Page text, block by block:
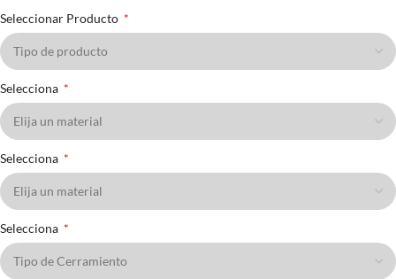
Seleccionar Producto
Selecciona
Selecciona
Selecciona